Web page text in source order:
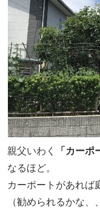
親父いわく
「カー
なるほど。
カーポートがあれば
（勧められるかな、